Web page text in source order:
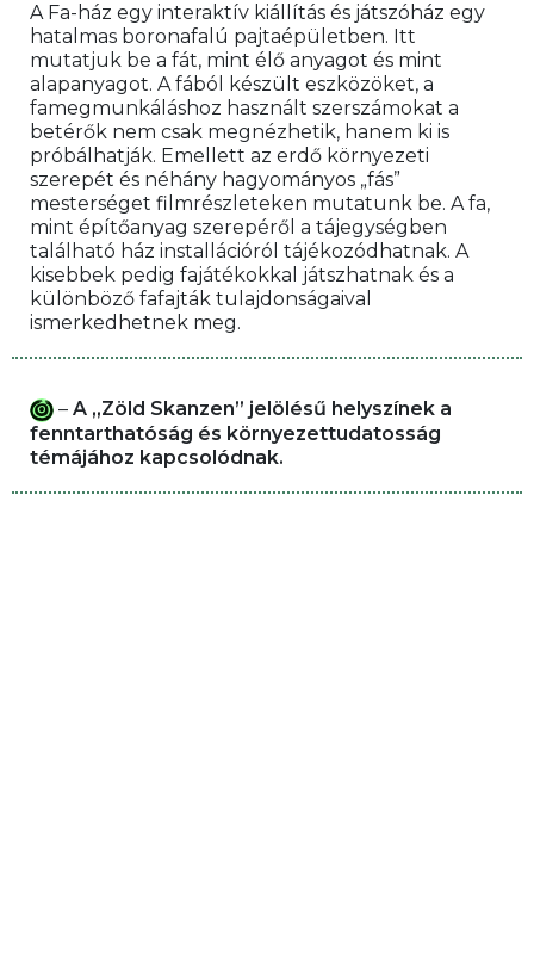
A Fa-ház egy interaktív kiállítás és játszóház egy
hatalmas boronafalú pajtaépületben. Itt
mutatjuk be a fát, mint élő anyagot és mint
alapanyagot. A fából készült eszközöket, a
famegmunkáláshoz használt szerszámokat a
betérők nem csak megnézhetik, hanem ki is
próbálhatják. Emellett az erdő környezeti
szerepét és néhány hagyományos „fás”
mesterséget filmrészleteken mutatunk be. A fa,
mint építőanyag szerepéről a tájegységben
található ház installációról tájékozódhatnak. A
kisebbek pedig fajátékokkal játszhatnak és a
különböző fafajták tulajdonságaival
ismerkedhetnek meg.
– A „Zöld Skanzen” jelölésű helyszínek a
fenntarthatóság és környezettudatosság
témájához kapcsolódnak.